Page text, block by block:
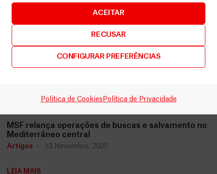
ACEITAR
RECUSAR
CONFIGURAR PREFERÊNCIAS
Política de Cookies Política de Privacidade
MSF relança operações de buscas e salvamento no
Mediterrâneo central
Artigos 13 Novembro, 2025
LEIA MAIS